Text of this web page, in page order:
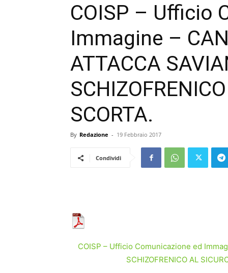
COISP – Ufficio
Immagine –
ATTACCA
SCORTA.
By Redazione - 19 Febbraio 2017
Condividi
COISP – Ufficio Comunicazione ed
SCHIZOFRENICO AL